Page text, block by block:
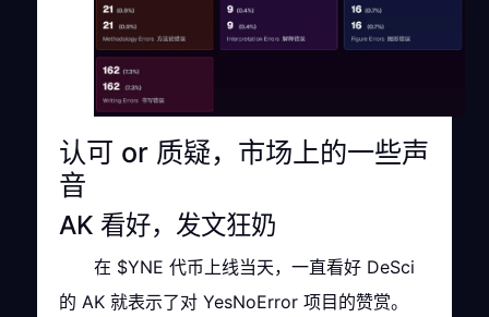
认可 or 质疑，市场上的一些声
音
AK 看好，发文狂奶
在 $YNE 代币上线当天，一直看好 DeSci
的 AK 就表示了对 YesNoError 项目的赞赏。